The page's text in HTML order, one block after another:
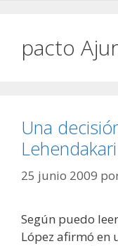
pacto
Una
Lehendakari
25 junio 2009
Según puedo
López afirmó en